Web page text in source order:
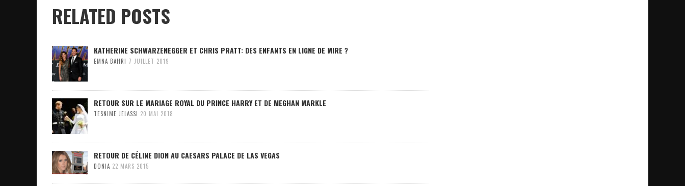
RELATED POSTS
KATHERINE SCHWARZENEGGER ET CHRIS PRATT: DES ENFANTS EN LIGNE DE MIRE ?
EMNA BAHRI 7 JUILLET 2019
RETOUR SUR LE MARIAGE ROYAL DU PRINCE HARRY ET DE MEGHAN MARKLE
TESNIME JELASSI 20 MAI 2018
RETOUR DE CÉLINE DION AU CAESARS PALACE DE LAS VEGAS
DONIA 22 MARS 2015